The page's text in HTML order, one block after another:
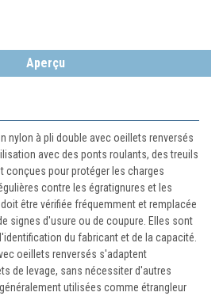
Aperçu
nylon à pli double avec oeillets renversés
avec des ponts roulants, des treuils
conçues pour protéger les charges
contre les égratignures et les
être vérifiée fréquemment et remplacée
signes d'usure ou de coupure. Elles sont
du fabricant et de la capacité.
oeillets renversés s'adaptent
de levage, sans nécessiter d'autres
utilisées comme étrangleur